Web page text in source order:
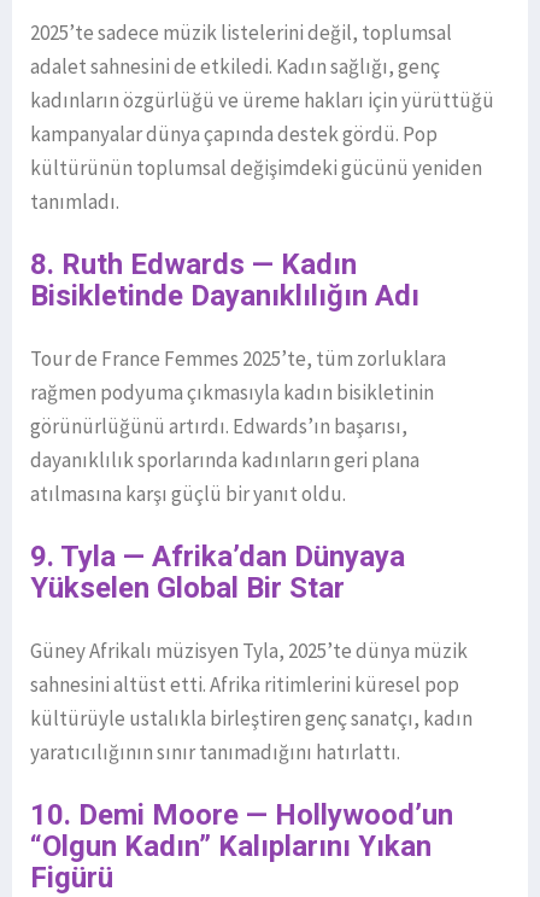
2025’te sadece müzik listelerini değil, toplumsal
adalet sahnesini de etkiledi. Kadın sağlığı, genç
kadınların özgürlüğü ve üreme hakları için yürüttüğü
kampanyalar dünya çapında destek gördü. Pop
kültürünün toplumsal değişimdeki gücünü yeniden
tanımladı.
8. Ruth Edwards — Kadın
Bisikletinde Dayanıklılığın Adı
Tour de France Femmes 2025’te, tüm zorluklara
rağmen podyuma çıkmasıyla kadın bisikletinin
görünürlüğünü artırdı. Edwards’ın başarısı,
dayanıklılık sporlarında kadınların geri plana
atılmasına karşı güçlü bir yanıt oldu.
9. Tyla — Afrika’dan Dünyaya
Yükselen Global Bir Star
Güney Afrikalı müzisyen Tyla, 2025’te dünya müzik
sahnesini altüst etti. Afrika ritimlerini küresel pop
kültürüyle ustalıkla birleştiren genç sanatçı, kadın
yaratıcılığının sınır tanımadığını hatırlattı.
10. Demi Moore — Hollywood’un
“Olgun Kadın” Kalıplarını Yıkan
Figürü